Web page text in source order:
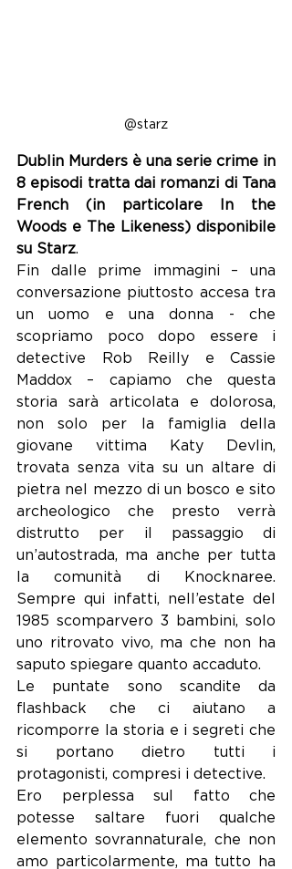
@starz
Dublin Murders è una serie crime in
8 episodi tratta dai romanzi di Tana
French (in particolare In the
Woods e The Likeness) disponibile
su Starz.
Fin dalle prime immagini – una
conversazione piuttosto accesa tra
un uomo e una donna - che
scopriamo poco dopo essere i
detective Rob Reilly e Cassie
Maddox – capiamo che questa
storia sarà articolata e dolorosa,
non solo per la famiglia della
giovane vittima Katy Devlin,
trovata senza vita su un altare di
pietra nel mezzo di un bosco e sito
archeologico che presto verrà
distrutto per il passaggio di
un’autostrada, ma anche per tutta
la comunità di Knocknaree.
Sempre qui infatti, nell’estate del
1985 scomparvero 3 bambini, solo
uno ritrovato vivo, ma che non ha
saputo spiegare quanto accaduto.
Le puntate sono scandite da
flashback che ci aiutano a
ricomporre la storia e i segreti che
si portano dietro tutti i
protagonisti, compresi i detective.
Ero perplessa sul fatto che
potesse saltare fuori qualche
elemento sovrannaturale, che non
amo particolarmente, ma tutto ha